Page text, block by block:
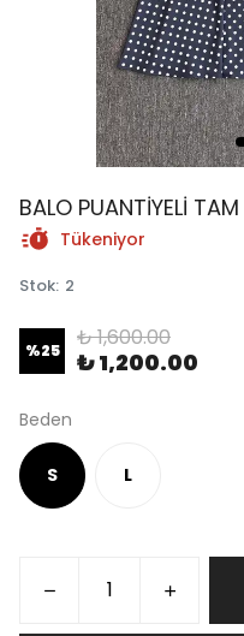
BALO PUANTİYELİ
Tükeniyor
Stok: 2
%25 ₺ 1,600.00
₺ 1,200.00
Beden
S L